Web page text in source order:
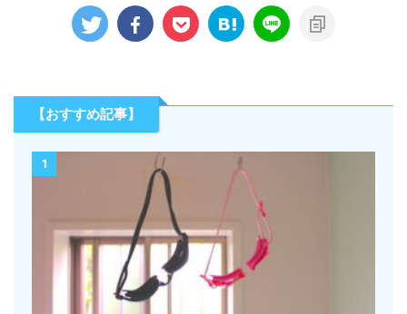
【おすすめ記事】
1